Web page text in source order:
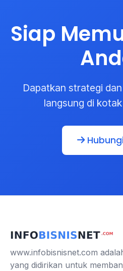
Siap
Dapatkan strategi
langsung di
www.infobisnisnet.com
yang didirikan untuk